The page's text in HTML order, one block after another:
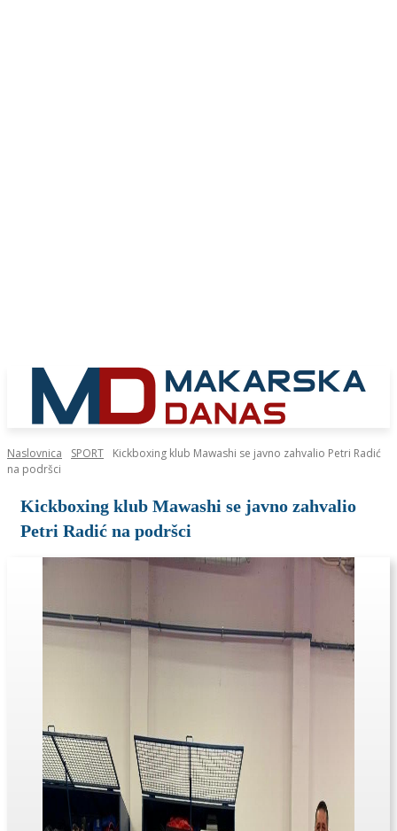
Naslovnica SPORT
Kickboxing klub Mawashi se javno zahvalio Petri Radić
na podršci
Kickboxing klub Mawashi se javno zahvalio
Petri Radić na podršci